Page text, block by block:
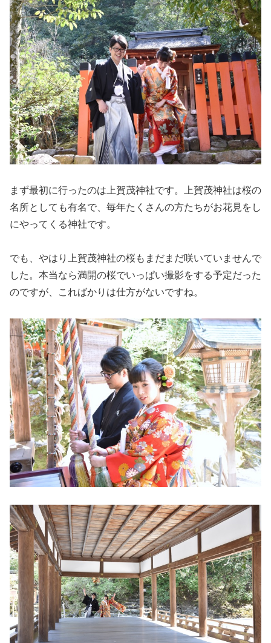
まず最初に行ったのは上賀茂神社です。上賀茂神社は桜の
名所としても有名で、毎年たくさんの方たちがお花見をし
にやってくる神社です。
でも、やはり上賀茂神社の桜もまだまだ咲いていませんで
した。本当なら満開の桜でいっぱい撮影をする予定だった
のですが、こればかりは仕方がないですね。